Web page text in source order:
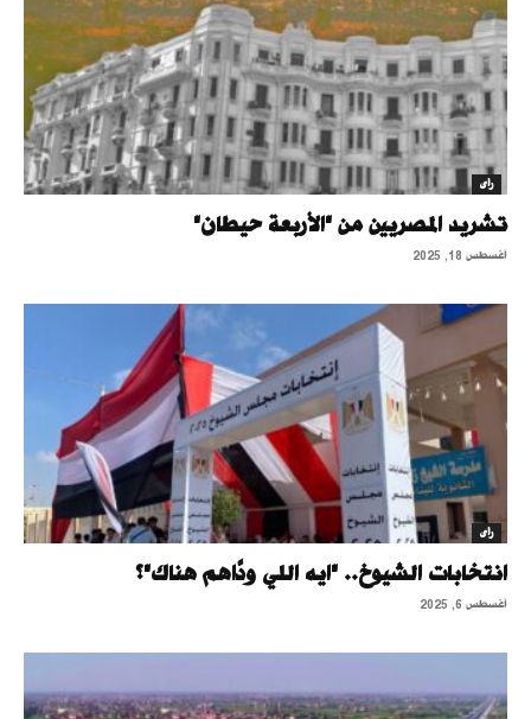
رأى
تشريد المصريين من "الأربعة حيطان"
أغسطس 18, 2025
رأى
انتخابات الشيوخ.. "ايه اللي ودَّاهم هناك"؟
أغسطس 6, 2025